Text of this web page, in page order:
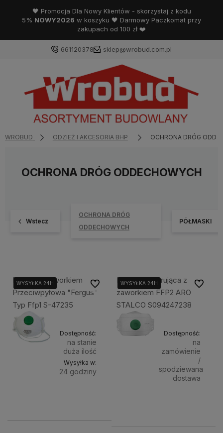
🖤 Promocja Dla Nowy Klientów - skorzystaj z kodu
5% NOWY2026 w koszyku 🖤 Darmowy Paczkomat przy
zakupach od 100 zł ❤️
661120378 sklep@wrobud.com.pl
WROBUD ODZIEŻ I AKCESORIA BHP OCHRONA DRÓG
OCHRONA DRÓG ODDECHOWYCH
Wstecz
OCHRONA DRÓG
ODDECHOWYCH
PÓŁMASKI
Maska Z Zaworkiem
Przeciwpyłowa "Fergus"
Typ Ffp1 S-47235
WYSYŁKA 24H
Dostępność:
na stanie
duża ilość
Wysyłka w:
24 godziny
Do ulubionychPółmaska filtrująca z
zaworkiem FFP2 ARO
STALCO S094247238
WYSYŁKA 24H
Dostępność:
na
zamówienie
/
spodziewana
dostawa
Do